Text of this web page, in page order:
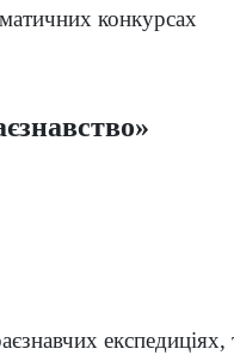
конкурсах